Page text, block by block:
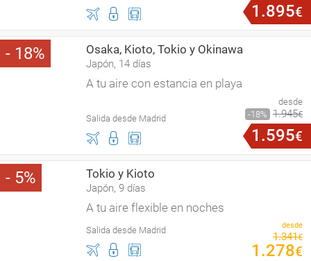
1 .895€
18 Osaka, Kioto, Tokio y Okinawa
Japón, 14 días
A tu aire con estancia en playa
Salida desde Madrid
desde
18
1.945€
1 .595€
5 Tokio y Kioto
Japón, 9 días
A tu aire flexible en noches
Salida desde Madrid desde
1.341€
1 .278€